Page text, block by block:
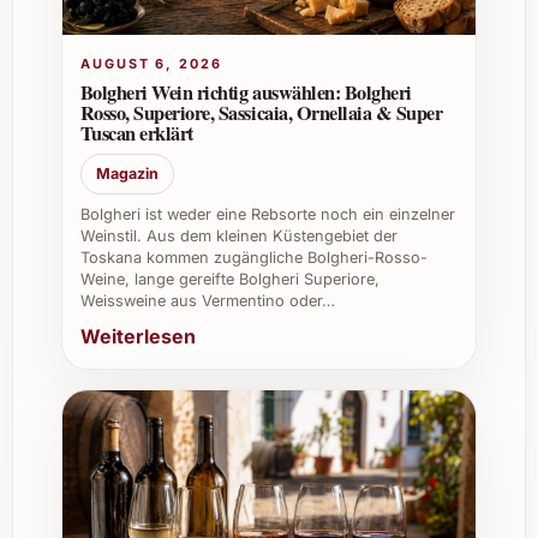
überdecken.
Gibt es besondere Lager- oder
Serviertipps?
Lagavulin 16 sollte dunkel, kühl und stehend
gelagert werden. Zum Servieren eignet sich
ein Whiskyglas, das die Aromen gut zur
Geltung bringt.
Abschliessende Tipps und Vorteile
privaten Festen, Weihnachtsfeiern oder
Silvesterpartys
Ein exklusives Geschenk für Kunden,
Geschäftspartner oder Mitarbeiter bei
Firmenevents
AUGUST 6, 2026
Bolgheri Wein richtig auswählen: Bolgheri
Rosso, Superiore, Sassicaia, Ornellaia & Super
Tuscan erklärt
Magazin
Bolgheri ist weder eine Rebsorte noch ein einzelner
Weinstil. Aus dem kleinen Küstengebiet der
Toskana kommen zugängliche Bolgheri-Rosso-
Weine, lange gereifte Bolgheri Superiore,
Weissweine aus Vermentino oder…
Weiterlesen